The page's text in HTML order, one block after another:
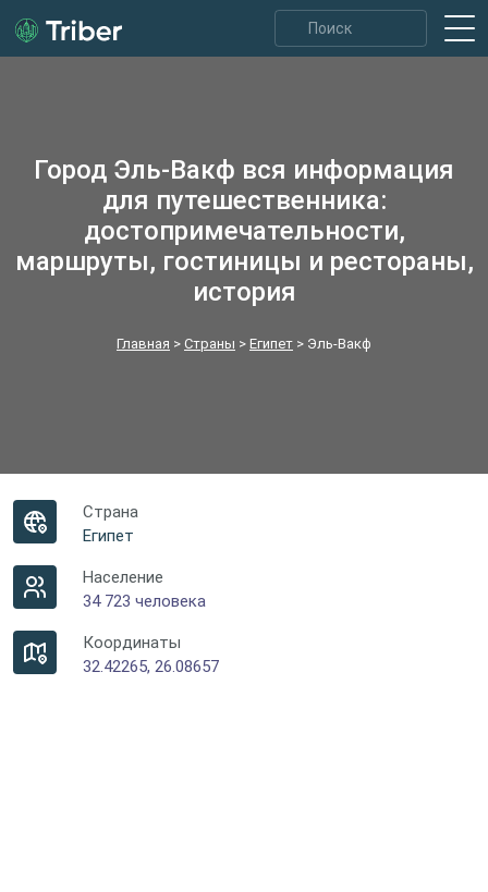
Город Эль-Вакф вся информация
для путешественника:
достопримечательности,
маршруты, гостиницы и рестораны,
история
Главная > Страны > Египет > Эль-Вакф
Страна
Египет
Население
34 723 человека
Координаты
32.42265, 26.08657